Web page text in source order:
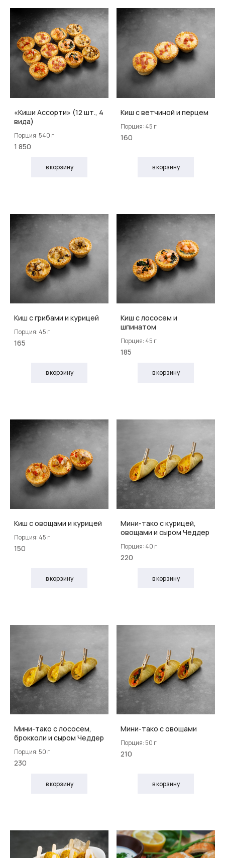
«Киши Ассорти» (12 шт., 4
вида)
Порция: 540 г
1 850
в корзину
Киш с ветчиной и перцем
Порция: 45 г
160
в корзину
Киш с грибами и курицей
Порция: 45 г
165
в корзину
Киш с лососем и
шпинатом
Порция: 45 г
185
в корзину
Киш с овощами и курицей
Порция: 45 г
150
в корзину
Мини-тако с курицей,
овощами и сыром Чеддер
Порция: 40 г
220
в корзину
Мини-тако с лососем,
брокколи и сыром Чеддер
Порция: 50 г
230
в корзину
Мини-тако с овощами
Порция: 50 г
210
в корзину